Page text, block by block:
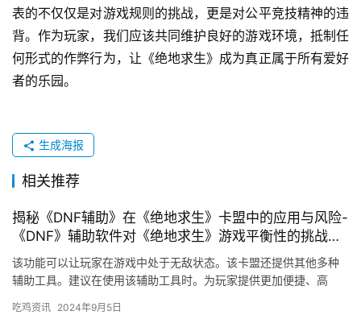
表的不仅仅是对游戏规则的挑战，更是对公平竞技精神的违
背。作为玩家，我们应该共同维护良好的游戏环境，抵制任
何形式的作弊行为，让《绝地求生》成为真正属于所有爱好
者的乐园。
生成海报
相关推荐
揭秘《DNF辅助》在《绝地求生》卡盟中的应用与风险-
《DNF》辅助软件对《绝地求生》游戏平衡性的挑战与
卡盟市场现象
该功能可以让玩家在游戏中处于无敌状态。该卡盟还提供其他多种
辅助工具。建议在使用该辅助工具时。为玩家提供更加便捷、高
吃鸡资讯 2024年9月5日